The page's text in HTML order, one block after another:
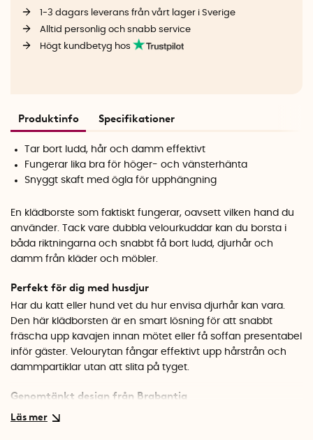
1-3 dagars leverans från vårt lager i Sverige
Alltid personlig och snabb service
Högt kundbetyg hos
Produktinfo Specifikationer
Tar bort ludd, hår och damm effektivt
Fungerar lika bra för höger- och vänsterhänta
Snyggt skaft med ögla för upphängning
En klädborste som faktiskt fungerar, oavsett vilken hand du
använder. Tack vare dubbla velourkuddar kan du borsta i
båda riktningarna och snabbt få bort ludd, djurhår och
damm från kläder och möbler.
Perfekt för dig med husdjur
Har du katt eller hund vet du hur envisa djurhår kan vara.
Den här klädborsten är en smart lösning för att snabbt
fräscha upp kavajen innan mötet eller få soffan presentabel
inför gäster. Velourytan fångar effektivt upp hårstrån och
dammpartiklar utan att slita på tyget.
Genomtänkt design från Brabantia
Det ergonomiska skaftet ligger bekvämt i handen och har